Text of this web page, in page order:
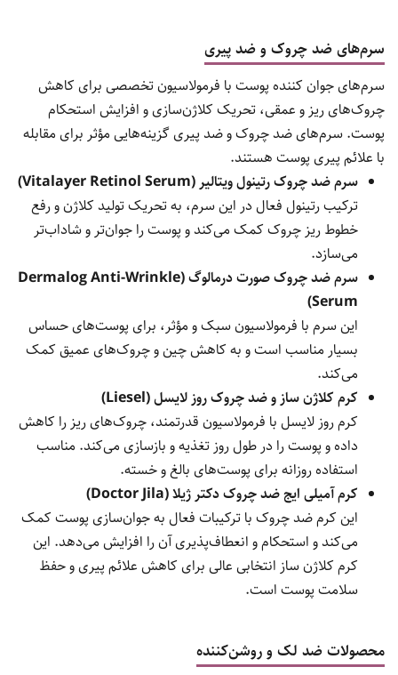
سرم‌های ضد چروک و ضد پیری
سرم‌های جوان کننده پوست با فرمولاسیون تخصصی برای کاهش
چروک‌های ریز و عمقی، تحریک کلاژن‌سازی و افزایش استحکام
پوست. سرم‌های ضد چروک و ضد پیری گزینه‌هایی مؤثر برای مقابله
با علائم پیری پوست هستند.
سرم ضد چروک رتینول ویتالیر (Vitalayer Retinol Serum)
ترکیب رتینول فعال در این سرم، به تحریک تولید کلاژن و رفع
خطوط ریز چروک کمک می‌کند و پوست را جوان‌تر و شاداب‌تر
می‌سازد.
سرم ضد چروک صورت درمالوگ (Dermalog Anti-Wrinkle
Serum)
این سرم با فرمولاسیون سبک و مؤثر، برای پوست‌های حساس
بسیار مناسب است و به کاهش چین و چروک‌های عمیق کمک
می‌کند.
کرم کلاژن ساز و ضد چروک روز لایسل (Liesel)
کرم روز لایسل با فرمولاسیون قدرتمند، چروک‌های ریز را کاهش
داده و پوست را در طول روز تغذیه و بازسازی می‌کند. مناسب
استفاده روزانه برای پوست‌های بالغ و خسته.
کرم آمیلی ایج ضد چروک دکتر ژیلا (Doctor Jila)
این کرم ضد چروک با ترکیبات فعال به جوان‌سازی پوست کمک
می‌کند و استحکام و انعطاف‌پذیری آن را افزایش می‌دهد. این
کرم کلاژن ساز انتخابی عالی برای کاهش علائم پیری و حفظ
سلامت پوست است.
محصولات ضد لک و روشن‌کننده